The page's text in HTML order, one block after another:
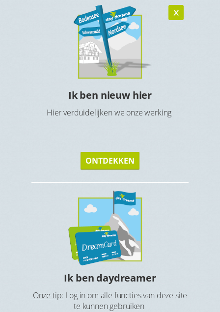
Ik ben nieuw hier
Hier verduidelijken we onze werking
ONTDEKKEN
Ik ben daydreamer
Onze tip: Log in om alle functies van deze site
te kunnen gebruiken